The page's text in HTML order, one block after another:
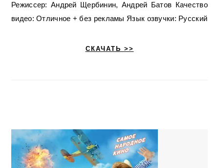
Режиссер: Андрей Щербинин, Андрей Батов Качество
видео: Отличное + без рекламы Язык озвучки: Русский
СКАЧАТЬ >>